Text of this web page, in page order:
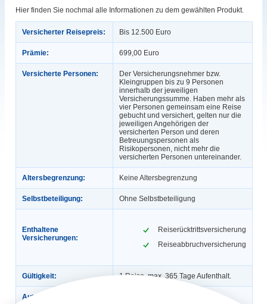
Hier finden Sie nochmal alle Informationen zu dem gewählten Produkt.
Versicherter Reisepreis: Bis 12.500 Euro
Prämie: 699,00 Euro
Versicherte Personen:
Der Versicherungsnehmer bzw.
Kleingruppen bis zu 9 Personen
innerhalb der jeweiligen
Versicherungssumme. Haben mehr als
vier Personen gemeinsam eine Reise
gebucht und versichert, gelten nur die
jeweiligen Angehörigen der
versicherten Person und deren
Betreuungspersonen als
Risikopersonen, nicht mehr die
versicherten Personen untereinander.
Altersbegrenzung: Keine Altersbegrenzung
Selbstbeteiligung: Ohne Selbstbeteiligung
Enthaltene
Versicherungen:
Reiserücktrittsversicherung
Reiseabbruchversicherung
Gültigkeit: 1 Reise, max. 365 Tage Aufenthalt.
Automatische